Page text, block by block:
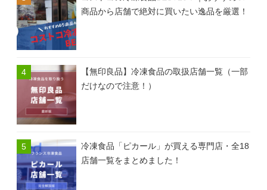
商品から店舗で絶対に買いたい逸品を厳選！
【無印良品】冷凍食品の取扱店舗一覧（一部
だけなので注意！）
冷凍食品「ピカール」が買える専門店・全18
店舗一覧をまとめました！